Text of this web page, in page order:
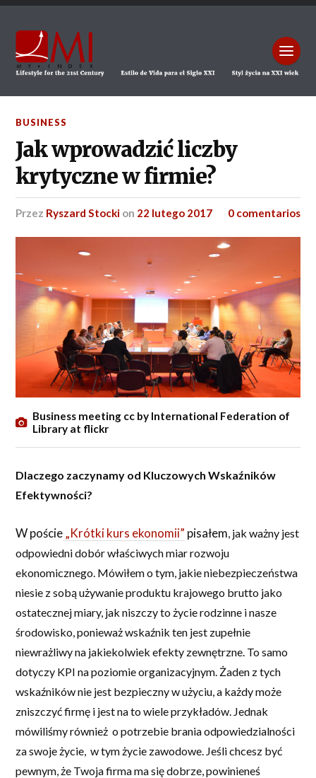
BUSINESS
Jak wprowadzić liczby
krytyczne w firmie?
przez Ryszard Stocki on 22 lutego 2017 0 comentarios
Business meeting cc by International Federation of
Library at flickr
Dlaczego zaczynamy od Kluczowych Wskaźników
Efektywności?
Wpoście„Krótki kurs ekonomii” pisałem , jak ważny jest
odpowiedni dobór właściwych miar rozwoju
ekonomicznego. Mówiłem o tym, jakie niebezpieczeństwa
niesie z sobą używanie produktu krajowego brutto jako
ostatecznej miary, jak niszczy to życie rodzinne i nasze
środowisko, ponieważ wskaźnik ten jest zupełnie
niewrażliwy na jakiekolwiek efekty zewnętrzne. To samo
dotyczy KPI na poziomie organizacyjnym. Żaden z tych
wskaźników nie jest bezpieczny w użyciu, a każdy może
zniszczyć firmę i jest na to wiele przykładów. Jednak
mówiliśmy również o potrzebie brania odpowiedzialności
za swoje życie, w tym życie zawodowe. Jeśli chcesz być
pewnym, że Twoja firma ma się dobrze, powinieneś